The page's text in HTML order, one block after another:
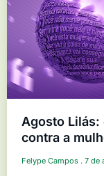
Agosto
contra a
Felype Campos 7 de